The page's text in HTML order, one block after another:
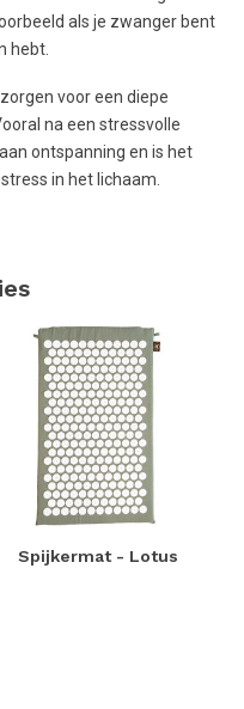
als je zwanger bent
hebt.
voor een diepe
na een stressvolle
ontspanning en is het
in het lichaam.
Spijkermat - Lotus